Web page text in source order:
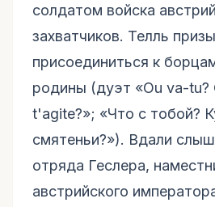
солдатом войска
захватчиков. Телль
присоединиться к
родины (дуэт «Ou va-tu?
t'agite?»; «Что с тобой?
смятеньи?»). Вдали
отряда Геслера,
австрийского